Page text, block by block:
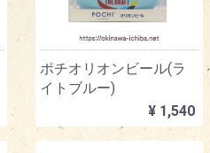
ポチオリオンビール(ラ
イトブルー)
¥ 1,540